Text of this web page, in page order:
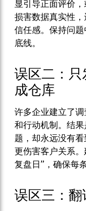
显引导正面评价
损害数据真实性
信任感。保持问
底线。
误区二：
成仓库
许多企业建立了
和行动机制。结
题，却永远没有
更伤害客户关系
复盘日”，确保每
误区三：